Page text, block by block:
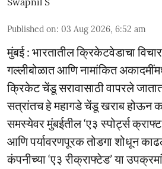
Published on: 03 Aug 2026, 6:52 am
मुंबई : भारतातील क्रिकेटवेडाचा
गल्लीबोळात आणि नामांकित
क्रिकेट चेंडू सरावासाठी वापरले
सत्रांतच हे महागडे चेंडू खराब होऊन
समस्येवर मुंबईतील ‘ए३ स्पोर्ट्स
आणि पर्यावरणपूरक तोडगा शोधून
कंपनीच्या ‘ए३ रीक्राफ्टेड’ या